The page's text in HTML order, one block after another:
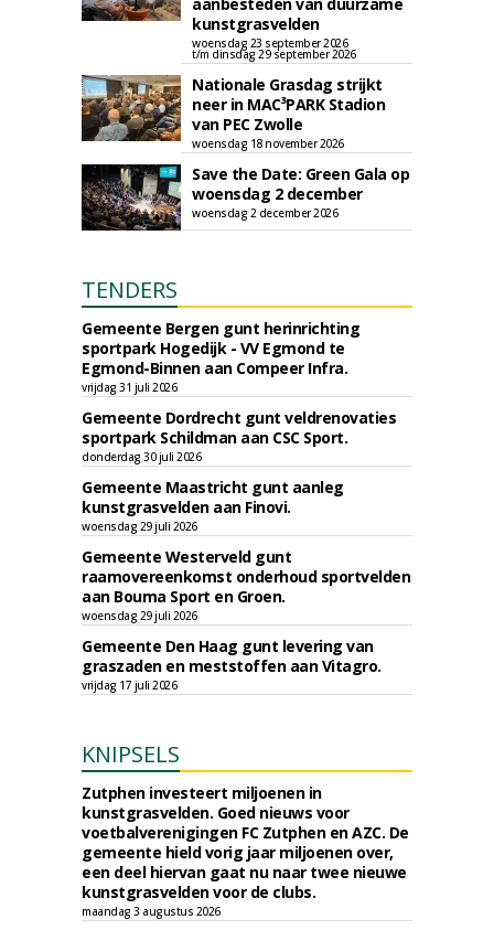
kunstgrasvelden
woensdag 23 september 2026
t/m dinsdag 29 september 2026
Nationale Grasdag strijkt
neer in MAC³PARK Stadion
van PEC Zwolle
woensdag 18 november 2026
Save the Date: Green Gala op
woensdag 2 december
woensdag 2 december 2026
TENDERS
Gemeente Bergen gunt herinrichting
sportpark Hogedijk - VV Egmond te
Egmond-Binnen aan Compeer Infra.
vrijdag 31 juli 2026
Gemeente Dordrecht gunt veldrenovaties
sportpark Schildman aan CSC Sport.
donderdag 30 juli 2026
Gemeente Maastricht gunt aanleg
kunstgrasvelden aan Finovi.
woensdag 29 juli 2026
Gemeente Westerveld gunt
raamovereenkomst onderhoud sportvelden
aan Bouma Sport en Groen.
woensdag 29 juli 2026
Gemeente Den Haag gunt levering van
graszaden en meststoffen aan Vitagro.
vrijdag 17 juli 2026
KNIPSELS
Zutphen investeert miljoenen in
kunstgrasvelden. Goed nieuws voor
voetbalverenigingen FC Zutphen en AZC. De
gemeente hield vorig jaar miljoenen over,
een deel hiervan gaat nu naar twee nieuwe
kunstgrasvelden voor de clubs.
maandag 3 augustus 2026